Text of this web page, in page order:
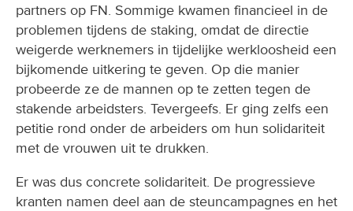
partners op FN. Sommige kwamen financieel in de
problemen tijdens de staking, omdat de directie
weigerde werknemers in tijdelijke werkloosheid een
bijkomende uitkering te geven. Op die manier
probeerde ze de mannen op te zetten tegen de
stakende arbeidsters. Tevergeefs. Er ging zelfs een
petitie rond onder de arbeiders om hun solidariteit
met de vrouwen uit te drukken.
Er was dus concrete solidariteit. De progressieve
kranten namen deel aan de steuncampagnes en het